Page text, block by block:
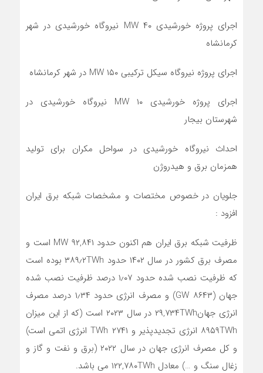
اجرای پروژه خورشیدی ۴۰ MW نیروگاه خورشیدی در شهر
کرمانشاه
اجرای پروژه نیروگاه سیکل ترکیبی ۱۵۰ MW در شهر کرمانشاه
اجرای پروژه خورشیدی ۱۰ MW نیروگاه خورشیدی در
شهرستان بیجار
احداث نیروگاه خورشیدی در سواحل مکران برای تولید
همزمان برق و هیدروژن
جلویان در خصوص مختصات و مشخصات شبکه برق ایران
افزود :
ظرفیت شبکه برق ایران هم اکنون حدود ۹۲,۸۴۱ MW است و
مصرف برق کشور در سال ۱۴۰۲ حدود ۳۸۹٫۲TWh بوده است
که ظرفیت نصب شده حدود ۱٫۰۷ درصد ظرفیت نصب شده
جهان (۸۶۴۳ GW) و مصرف انرژی حدود ۱٫۳۴ درصد مصرف
انرژی جهان۲۹,۷۳۴TWh در سال ۲۰۲۳ است (که از این میزان
۸۹۵۹TWh انرژی تجدیدپذیر و ۲۷۴۱ TWh انرژی اتمی است)
و کل مصرف انرژی جهان در سال ۲۰۲۲ (برق و نفت و گاز و
زغال سنگ و …) معادل ۱۲۲,۷۸۰TWh می باشد.